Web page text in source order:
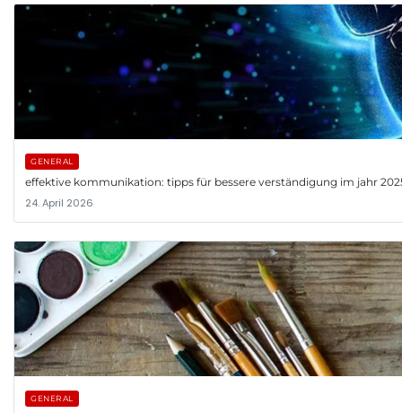
GENERAL
effektive kommunikation: tipps für bessere verständigung im jahr
24. April 2026
GENERAL